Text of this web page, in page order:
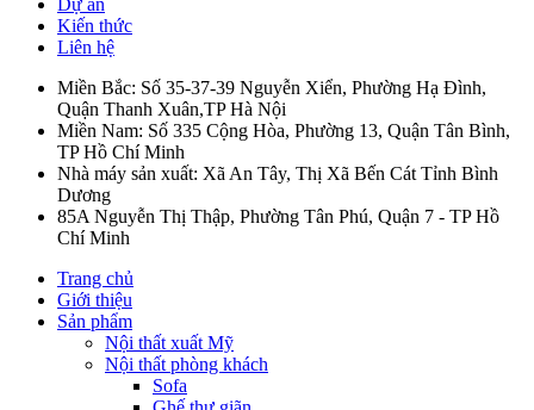
Dự án
Kiến thức
Liên hệ
Miền Bắc: Số 35-37-39 Nguyễn Xiển, Phường Hạ Đình,
Quận Thanh Xuân,TP Hà Nội
Miền Nam: Số 335 Cộng Hòa, Phường 13, Quận Tân Bình,
TP Hồ Chí Minh
Nhà máy sản xuất: Xã An Tây, Thị Xã Bến Cát Tỉnh Bình
Dương
85A Nguyễn Thị Thập, Phường Tân Phú, Quận 7 - TP Hồ
Chí Minh
Trang chủ
Giới thiệu
Sản phẩm
Nội thất xuất Mỹ
Nội thất phòng khách
Sofa